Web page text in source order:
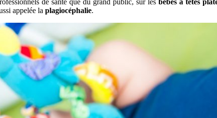
de santé que du grand public, sur lesbébés à têtes
appelée la plagiocéphalie.